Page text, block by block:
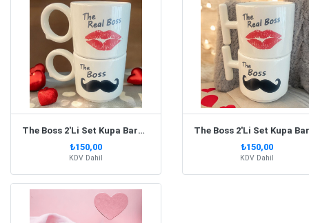
The Boss 2'Li Set Kupa Bardak Yuvarlak Kulp
₺150,00
KDV Dahil
₺150,00
KDV Dahil